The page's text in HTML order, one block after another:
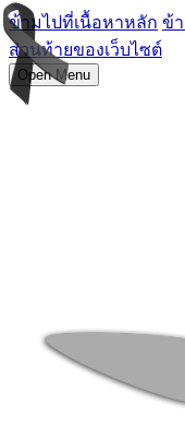
ข้ามไปที่เนื้อหาหลัก ข้
ส่วนท้ายของเว็บไซต์
Open Menu